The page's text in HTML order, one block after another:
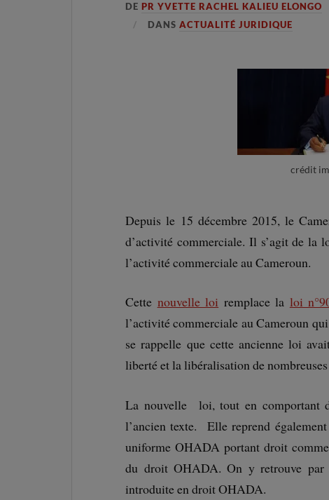
DEPR YVETTE RACHEL KALIEU ELONGO
DANSACTUALITÉ JURIDIQUE
crédit
Depuis le 15 décembre 2015, le
d’activité commerciale. Il s’agit de la
l’activité commerciale au Cameroun.
Cette nouvelle loi remplace la loi
l’activité commerciale au Cameroun
se rappelle que cette ancienne loi
liberté et la libéralisation de
La nouvelle loi, tout en comportant
l’ancien texte. Elle reprend
uniforme OHADA portant droit
du droit OHADA. On y retrouve par
introduite en droit OHADA.